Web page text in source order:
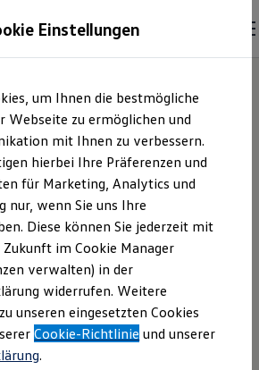
Fahrzeuge
Marktplatz
Sondermodelle
und Gebrauchtwagen
Zertifizierte Gebrauchtwagen
bei Gebrauchtwagen
und mehr
auf dieser Seite ist die Fischer Automobile
& Rechtliches)
Einstellungen
um Ihnen die bestmögliche
Webseite zu ermöglichen und
mit Ihnen zu verbessern.
hierbei Ihre Präferenzen und
für Marketing, Analytics und
nur, wenn Sie uns Ihre
Diese können Sie jederzeit mit
im Cookie Manager
verwalten) in der
widerrufen. Weitere
unseren eingesetzten Cookies
Cookie-Richtlinie und unserer
.